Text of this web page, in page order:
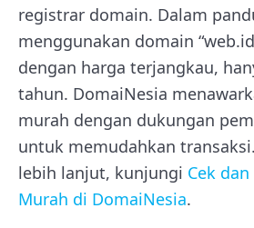
registrar domain. Dalam
menggunakan domain
dengan harga terjangkau,
tahun. DomaiNesia
murah dengan dukungan
untuk memudahkan
lebih lanjut, kunjungi Cek
Murah di DomaiNesia.